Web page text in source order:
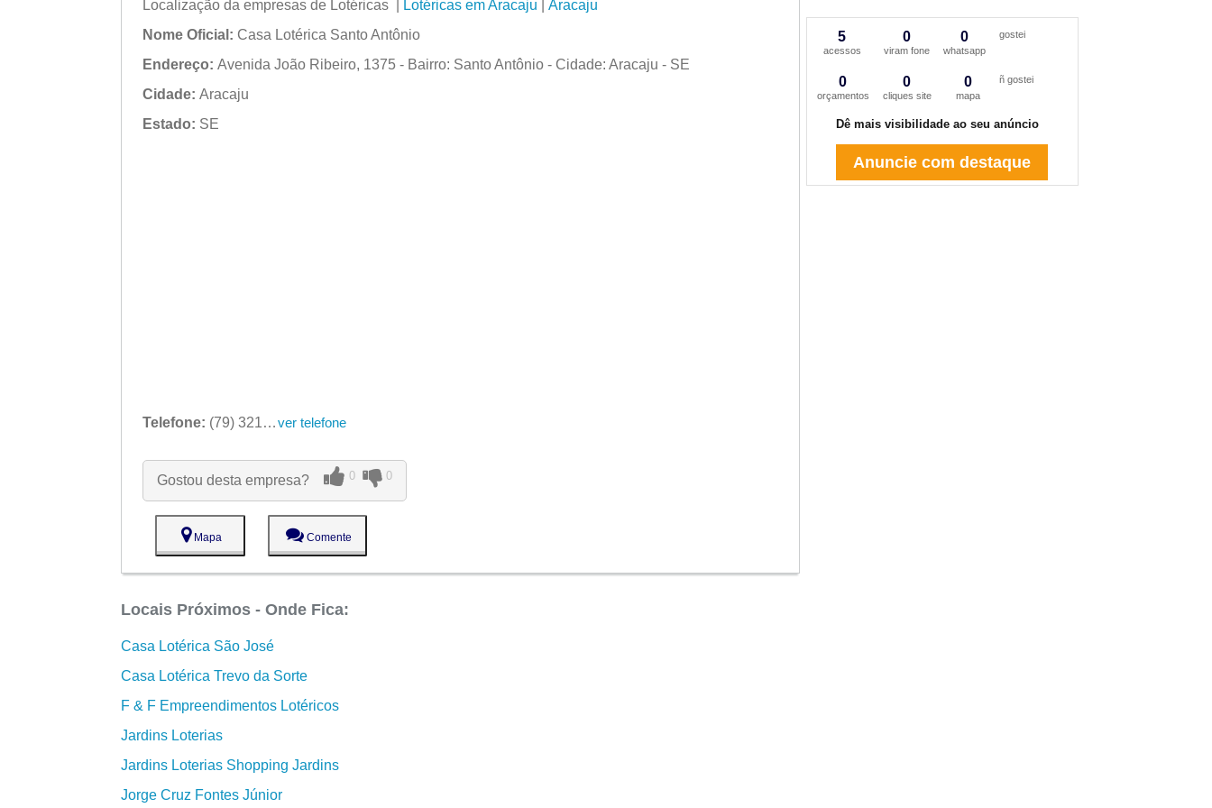
Localização da empresas de Lotéricas | Lotéricas em Aracaju
Aracaju
Nome Oficial: Casa Lotérica Santo Antônio
Endereço: Avenida João Ribeiro, 1375 - Bairro: Santo Antônio - Cidade: Aracaju - SE
Cidade: Aracaju
Estado: SE
Telefone: (79) 3215-1739 ver telefone
Gostou desta empresa? 0 0
Mapa Comente
Locais Próximos - Onde Fica:
Casa Lotérica São José
Casa Lotérica Trevo da Sorte
F & F Empreendimentos Lotéricos
Jardins Loterias
Jardins Loterias Shopping Jardins
Jorge Cruz Fontes Júnior
5
acessos
0
viram fone
0
whatsapp
gostei
0
orçamentos
0
cliques site
0
mapa
ñ gostei
Dê mais visibilidade ao seu anúncio
Anuncie com destaque